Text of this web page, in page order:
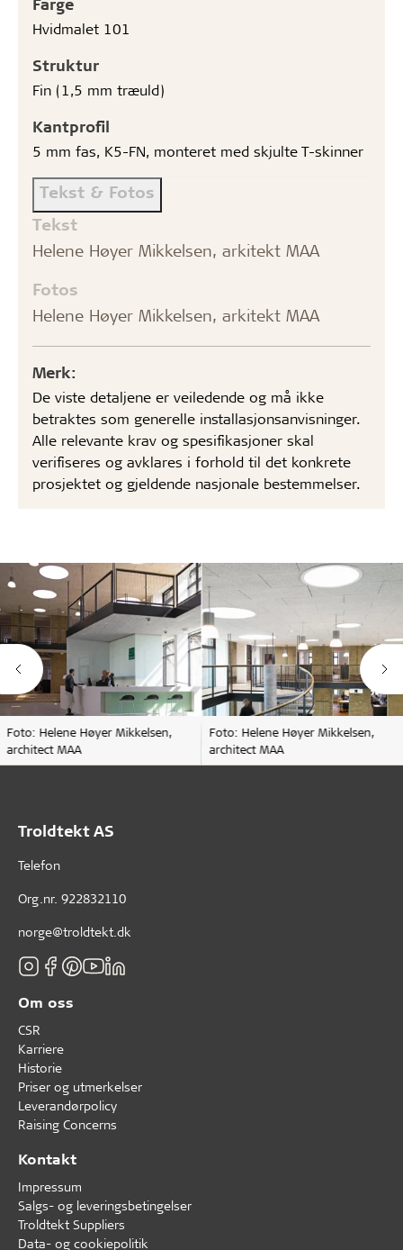
Hvidmalet 101
Struktur
Fin (1,5 mm træuld)
Kantprofil
5 mm fas, K5-FN, monteret med skjulte T-skinner
Tekst & Fotos
Tekst
Helene Høyer Mikkelsen, arkitekt MAA
Fotos
Helene Høyer Mikkelsen, arkitekt MAA
Merk:
De viste detaljene er veiledende og må ikke
betraktes som generelle installasjonsanvisninger.
Alle relevante krav og spesifikasjoner skal
verifiseres og avklares i forhold til det konkrete
prosjektet og gjeldende nasjonale bestemmelser.
Foto: Helene Høyer Mikkelsen,
architect MAA
Foto: Helene Høyer Mikkelsen,
architect MAA
Troldtekt AS
Telefon
Org.nr. 922832110
norge@troldtekt.dk
Om oss
CSR
Karriere
Historie
Priser og utmerkelser
Leverandørpolicy
Raising Concerns
Kontakt
Impressum
Salgs- og leveringsbetingelser
Troldtekt Suppliers
Data- og cookiepolitik